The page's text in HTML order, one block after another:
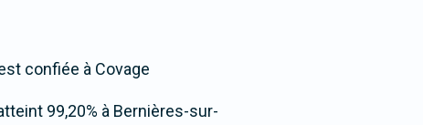
confiée à Covage
99,20% à Bernières-sur-